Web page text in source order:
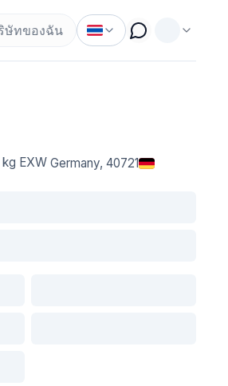
ษัทของฉัน
EXW Germany, 40721